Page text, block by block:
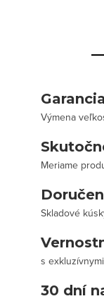
Výmena
Meriame
Skladové
s
30 dní